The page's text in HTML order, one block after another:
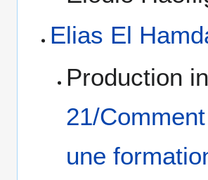
Elias El
Production
21/
une